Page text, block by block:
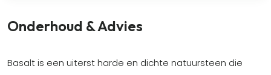
Onderhoud & Advies
Basalt is een uiterst harde en dichte natuursteen die